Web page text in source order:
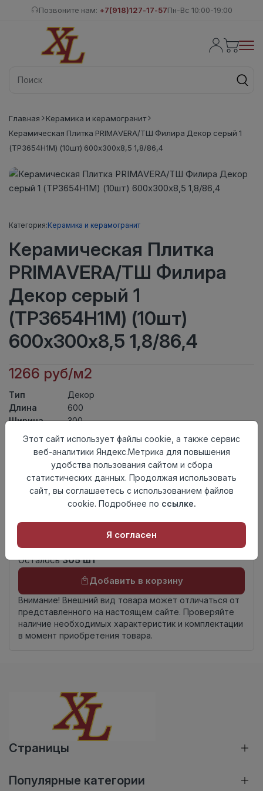
Позвоните нам: +7(918)127-17-57Пн-Вс 10:00-19:00
Главная
Керамика и керамогранит
Керамическая Плитка PRIMAVERA/ТШ Филира Декор серый 1
(ТР3654Н1М) (10шт) 600х300х8,5 1,8/86,4
Категория:Керамика и керамогранит
Керамическая Плитка
PRIMAVERA/ТШ Филира
Декор серый 1
(ТР3654Н1М) (10шт)
600х300х8,5 1,8/86,4
1266 руб/м2
Тип
Декор
Длина
600
Ширина
300
Актуальность
Товарная
Керамическая Плитка
Поверхность
матовая
Киргизия
Номер
Книга с коллекциями
Осталось305 шт
Добавить в корзину
Внимание! Внешний вид товара может отличаться от
представленного на настоящем сайте. Проверяйте
наличие необходимых характеристик и комплектации
в момент приобретения товара.
Страницы
Популярные категории
Этот сайт использует файлы cookie, а также сервис
веб-аналитики Яндекс.Метрика для повышения
удобства пользования сайтом и сбора
статистических данных. Продолжая использовать
сайт, вы соглашаетесь с использованием файлов
cookie. Подробнее по ссылке.
Я согласен